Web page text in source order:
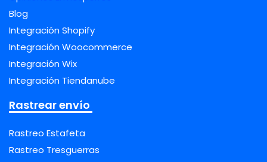
Blog
Integración Shopify
Integración Woocommerce
Integración Wix
Integración Tiendanube
Rastrear envío
Rastreo Estafeta
Rastreo Tresguerras